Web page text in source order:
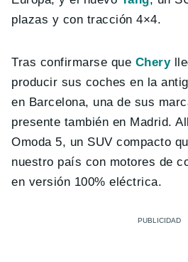
plazas y con tracción 4×4.
Tras confirmarse que Chery
producir sus coches en la
en Barcelona, una de sus
presente también en Madrid.
Omoda 5, un SUV compacto
nuestro país con motores de
en versión 100% eléctrica.